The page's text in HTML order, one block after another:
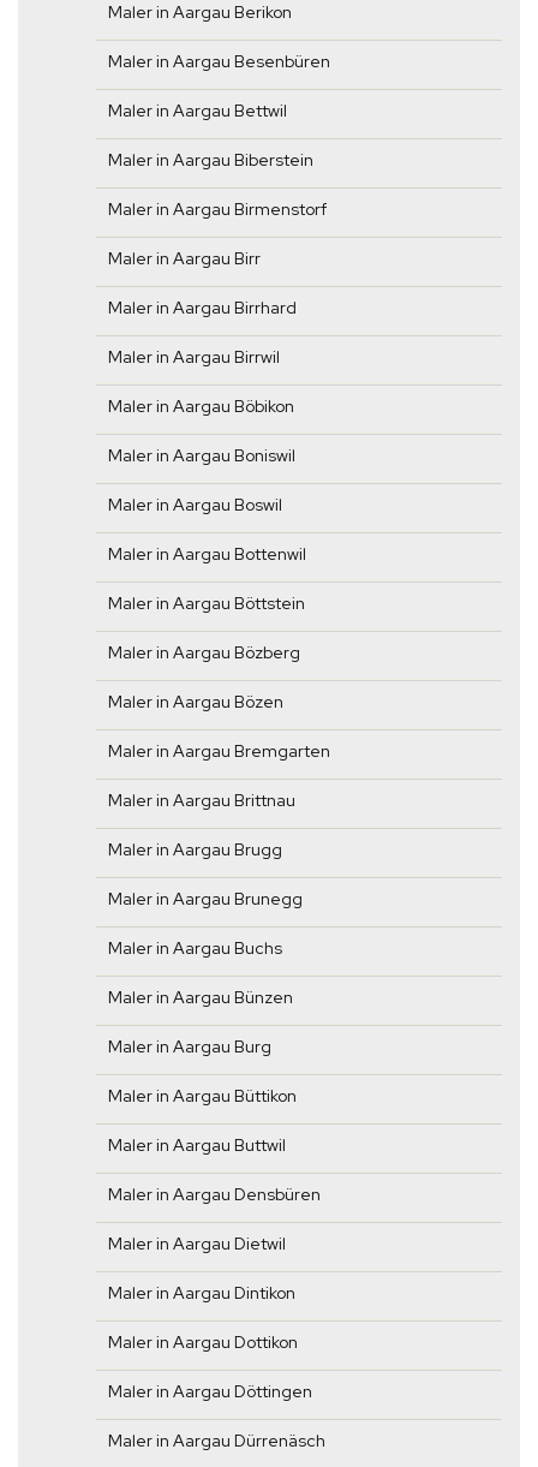
Maler in Aargau Berikon
Maler in Aargau Besenbüren
Maler in Aargau Bettwil
Maler in Aargau Biberstein
Maler in Aargau Birmenstorf
Maler in Aargau Birr
Maler in Aargau Birrhard
Maler in Aargau Birrwil
Maler in Aargau Böbikon
Maler in Aargau Boniswil
Maler in Aargau Boswil
Maler in Aargau Bottenwil
Maler in Aargau Böttstein
Maler in Aargau Bözberg
Maler in Aargau Bözen
Maler in Aargau Bremgarten
Maler in Aargau Brittnau
Maler in Aargau Brugg
Maler in Aargau Brunegg
Maler in Aargau Buchs
Maler in Aargau Bünzen
Maler in Aargau Burg
Maler in Aargau Büttikon
Maler in Aargau Buttwil
Maler in Aargau Densbüren
Maler in Aargau Dietwil
Maler in Aargau Dintikon
Maler in Aargau Dottikon
Maler in Aargau Döttingen
Maler in Aargau Dürrenäsch